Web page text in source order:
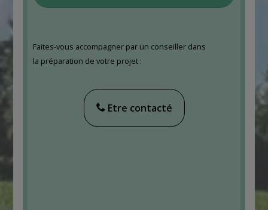
Faites-vous accompagner par un conseiller dans
la préparation de votre projet :
Etre contacté